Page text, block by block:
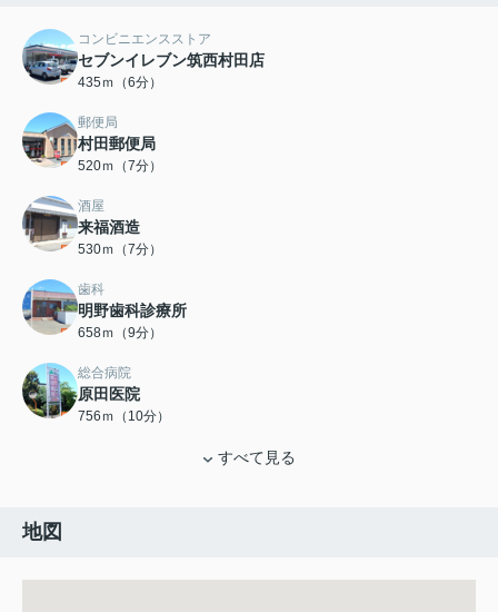
コンビニエンスストア
セブンイレブン筑西村田店
435ｍ（6分）
郵便局
村田郵便局
520ｍ（7分）
酒屋
来福酒造
530ｍ（7分）
歯科
明野歯科診療所
658ｍ（9分）
総合病院
原田医院
756ｍ（10分）
すべて見る
地図